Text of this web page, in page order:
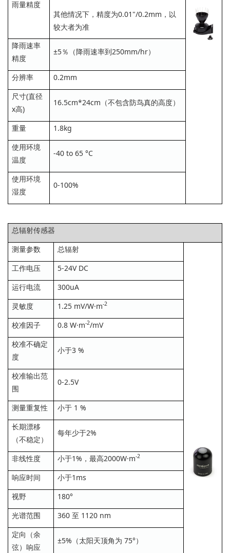
雨量精度
其他情况下，精度为0.01"/0.2mm，以
较大者为准
降雨速率
精度
±5％（降雨速率到250mm/hr）
分辨率
0.2mm
尺寸(直径
x高)
16.5cm*24cm（不包含防鸟真的高度）
重量
1.8kg
使用环境
温度
-40 to 65 °C
使用环境
湿度
0-100%
总辐射传感器
测量参数
总辐射
工作电压
5-24V DC
运行电流
300uA
灵敏度
1.25 mV/W·m-2
校准因子 0.8 W·m-2/mV
校准不确定
度
小于3 %
校准输出范
围
0-2.5V
测量重复性
小于 1 %
长期漂移
（不稳定）
每年少于2%
非线性度 小于1%，最高2000W·m-2
响应时间
小于1ms
视野
180°
光谱范围
360 至 1120 nm
定向（余
弦）响应
±5%（太阳天顶角为 75°）